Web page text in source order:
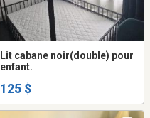
Lit cabane noir(double) pour
enfant.
125 $